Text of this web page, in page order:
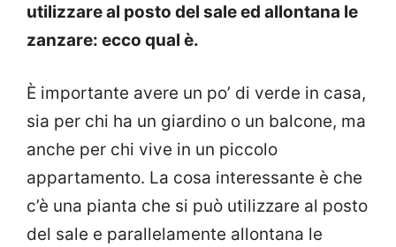
utilizzare al posto del sale ed allontana le
zanzare: ecco qual è.
È importante avere un po’ di verde in casa,
sia per chi ha un giardino o un balcone, ma
anche per chi vive in un piccolo
appartamento. La cosa interessante è che
c’è una pianta che si può utilizzare al posto
del sale e parallelamente allontana le